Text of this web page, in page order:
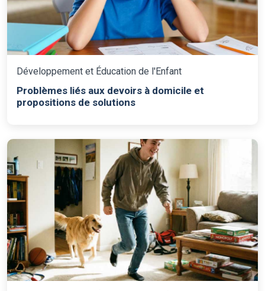
Développement et Éducation de l'Enfant
Problèmes liés aux devoirs à domicile et
propositions de solutions